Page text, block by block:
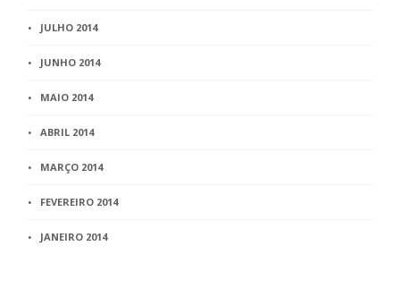
JULHO 2014
JUNHO 2014
MAIO 2014
ABRIL 2014
MARÇO 2014
FEVEREIRO 2014
JANEIRO 2014